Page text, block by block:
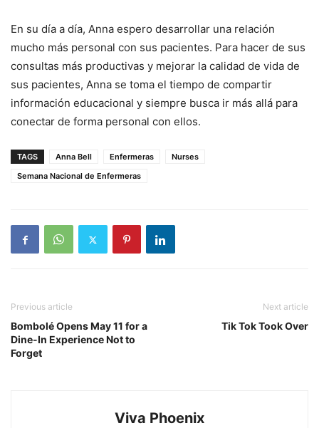
En su día a día, Anna espero desarrollar una relación
mucho más personal con sus pacientes. Para hacer de sus
consultas más productivas y mejorar la calidad de vida de
sus pacientes, Anna se toma el tiempo de compartir
información educacional y siempre busca ir más allá para
conectar de forma personal con ellos.
TAGS Anna Bell Enfermeras
Nurses
Semana Nacional de Enfermeras
Previous article
Bombolé Opens May 11 for a
Dine-In Experience Not to
Forget
Next article
Tik Tok Took Over
Viva Phoenix